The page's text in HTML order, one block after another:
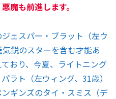
魔も前進します。
ェスパー・ブラット（左ウ
鋭のスターを含む才能あ
おり、今夏、ライトニング
ラト（左ウィング、31歳）
ギンズのタイ・スミス（デ